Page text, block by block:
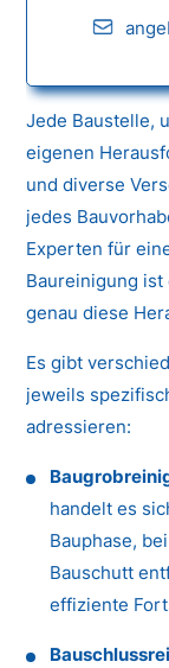
Jede Baustelle,
eigenen
und diverse
jedes
Experten für
Baureinigung
genau diese
Es gibt
jeweils
adressieren:
handelt es
Bauphase,
Bauschutt
effiziente